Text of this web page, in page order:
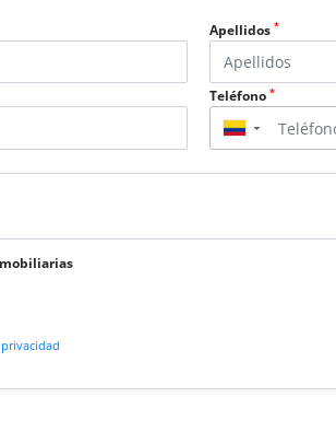
Apellidos *
Teléfono *
▼